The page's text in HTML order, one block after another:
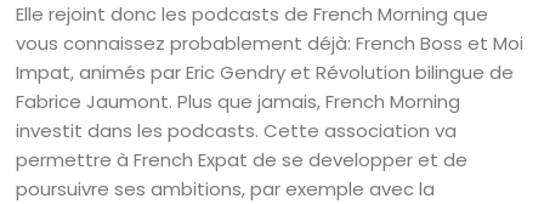
Elle rejoint donc les podcasts de French Morning que
vous connaissez probablement déjà: French Boss et Moi
Impat, animés par Eric Gendry et Révolution bilingue de
Fabrice Jaumont. Plus que jamais, French Morning
investit dans les podcasts. Cette association va
permettre à French Expat de se developper et de
poursuivre ses ambitions, par exemple avec la